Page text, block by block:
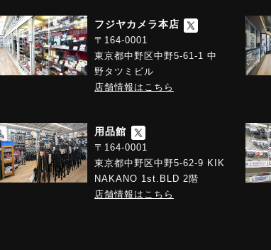
フジヤカメラ本店
〒164-0001
東京都中野区中野5-61-1 中
野タツミビル
店舗情報はこちら
用品館
〒164-0001
東京都中野区中野5-62-9 KIK
NAKANO 1st.BLD 2階
店舗情報はこちら